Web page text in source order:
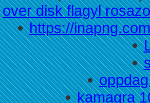
over disk flagyl
https://
kamagra